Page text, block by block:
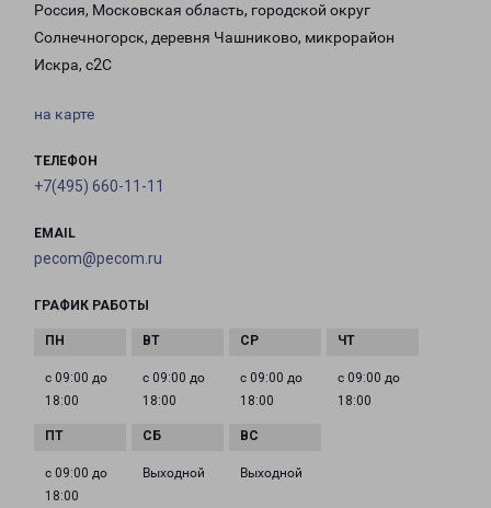
Россия, Московская область, городской округ
Солнечногорск, деревня Чашниково, микрорайон
Искра, с2С
на карте
ТЕЛЕФОН
+7(495) 660-11-11
EMAIL
pecom@pecom.ru
ГРАФИК РАБОТЫ
с 09:00 до
18:00
с 09:00 до
18:00
с 09:00 до
18:00
с 09:00 до
18:00
с 09:00 до
18:00
Выходной Выходной